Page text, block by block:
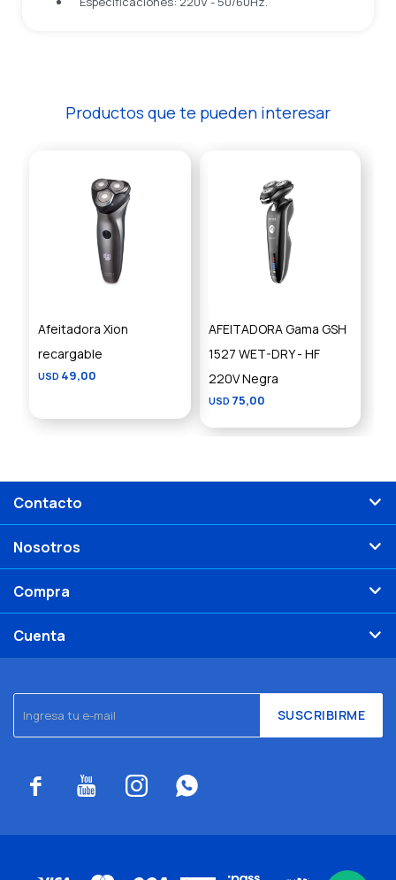
Productos que te pueden interesar
Afeitadora Xion
recargable
USD 49,00
AFEITADORA Gama GSH
1527 WET-DRY - HF
220V Negra
USD 75,00
SUSCRIBIRME
   
Contacto
Nosotros
Compra
Cuenta